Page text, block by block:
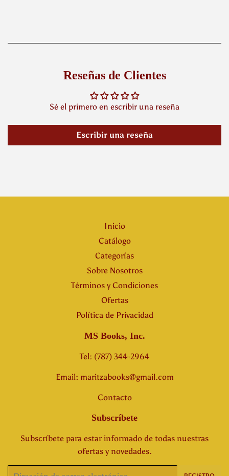
Reseñas de Clientes
Sé el primero en escribir una reseña
Escribir una reseña
Inicio
Catálogo
Categorías
Sobre Nosotros
Términos y Condiciones
Ofertas
Política de Privacidad
MS Books, Inc.
Tel: (787) 344-2964
Email: maritzabooks@gmail.com
Contacto
Subscríbete
Subscríbete para estar informado de todas nuestras
ofertas y novedades.